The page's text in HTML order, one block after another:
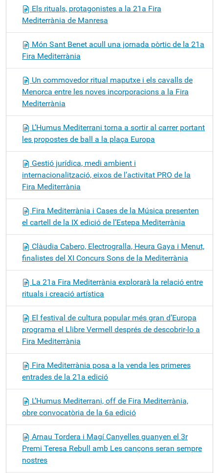
Els rituals, protagonistes a la 21a Fira
Mediterrània de Manresa
Món Sant Benet acull una jornada pòrtic de la 21a
Fira Mediterrània
Un commovedor ritual maputxe i els cavalls de
Menorca entre les noves incorporacions a la Fira
Mediterrània
L’Humus Mediterrani torna a sortir al carrer portant
les propostes de ball a la plaça Europa
Gestió jurídica, medi ambient i
internacionalització, eixos de l’activitat PRO de la
Fira Mediterrània
Fira Mediterrània i Cases de la Música presenten
el cartell de la IX edició de l’Estepa Mediterrània
Clàudia Cabero, Electrogralla, Heura Gaya i Menut,
finalistes del XI Concurs Sons de la Mediterrània
La 21a Fira Mediterrània explorarà la relació entre
rituals i creació artística
El festival de cultura popular més gran d’Europa
programa el Llibre Vermell després de descobrir-lo a
Fira Mediterrània
Fira Mediterrània posa a la venda les primeres
entrades de la 21a edició
L’Humus Mediterrani, off de Fira Mediterrània,
obre convocatòria de la 6a edició
Arnau Tordera i Magí Canyelles guanyen el 3r
Premi Teresa Rebull amb Les cançons seran sempre
nostres